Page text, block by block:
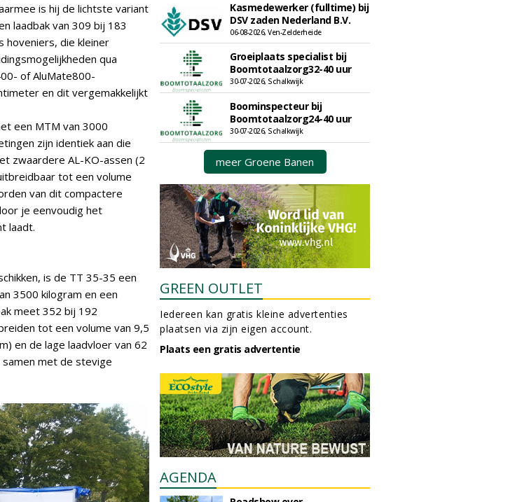
is hij de lichtste variant
laadbak van 309 bij 183
hoveniers, die kleiner
qua
of AluMate800-
en dit vergemakkelijkt
een MTM van 3000
zijn identiek aan die
zwaardere AL-KO-assen (2
tot een volume
van dit compactere
je eenvoudig het
laadt.
is de TT 35-35 een
3500 kilogram en een
meet 352 bij 192
tot een volume van 9,5
en de lage laadvloer van 62
met de stevige
Kasmedewerker (fulltime) bij
DSV zaden Nederland B.V.
06-08-2026, Ven-Zelderheide
Groeiplaats specialist bij
Boomtotaalzorg32-40 uur
30-07-2026, Schalkwijk
Boominspecteur bij
Boomtotaalzorg24-40 uur
30-07-2026, Schalkwijk
meer Groene Banen
GREEN OUTLET
Iedereen kan gratis kleine advertenties
plaatsen via zijn eigen account.
Plaats een gratis advertentie
AGENDA